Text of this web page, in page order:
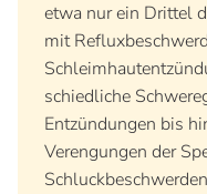
etwa nur ein Drittel
mit
schiedliche
Entzündungen bis
Verengungen der